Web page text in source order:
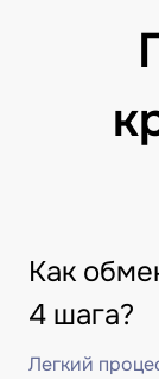
Как
4 шага?
Легкий